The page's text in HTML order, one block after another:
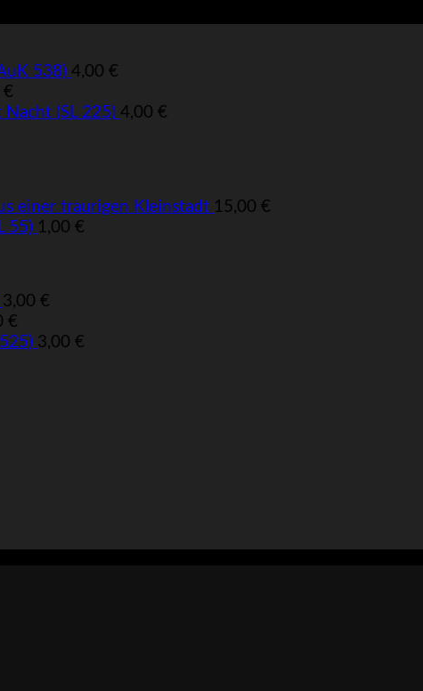
538) 4,00 €
€
(SL 225) 4,00 €
einer traurigen Kleinstadt 15,00 €
55) 1,00 €
3,00 €
€
3,00 €